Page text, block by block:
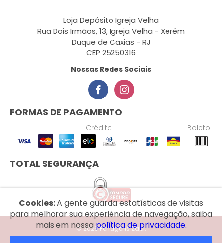
Loja Depósito Igreja Velha
Rua Dois Irmãos, 13, Igreja Velha - Xerém
Duque de Caxias - RJ
CEP 25250316
Nossas Redes Sociais
FORMAS DE PAGAMENTO
Crédito Boleto
TOTAL SEGURANÇA
Cookies:A gente guarda estatísticas de visitas
para melhorar sua experiência de navegação, saiba
mais em nossapolítica de privacidade.
© 2026 Ferragens Zapi.